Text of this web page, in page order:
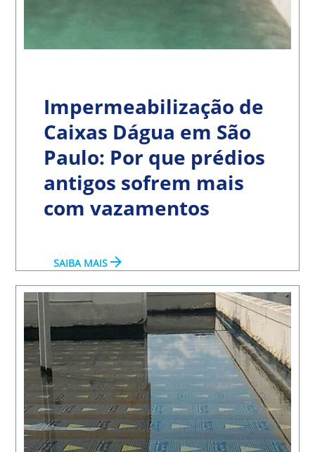
Impermeabilização de
Caixas Dágua em São
Paulo: Por que prédios
antigos sofrem mais
com vazamentos
SAIBA MAISarrow_forward